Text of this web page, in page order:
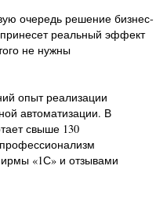
очередь решение бизнес-
реальный эффект
не нужны
опыт реализации
автоматизации. В
свыше 130
«1С» и отзывами